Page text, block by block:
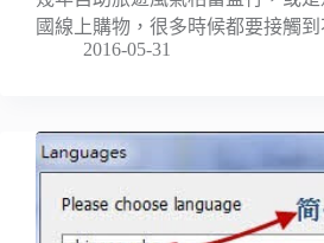
國線上購物，很多時候都要接觸
2016-05-31